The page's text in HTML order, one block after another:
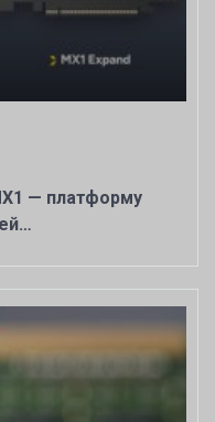
— платформу